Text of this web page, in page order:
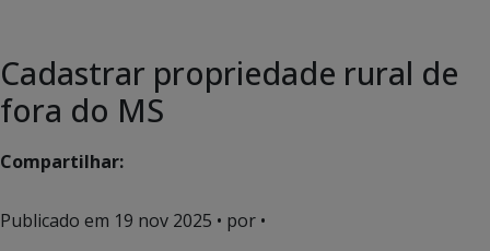
Cadastrar propriedade rural de
fora do MS
Compartilhar:
Publicado em 19 nov 2025 • por •